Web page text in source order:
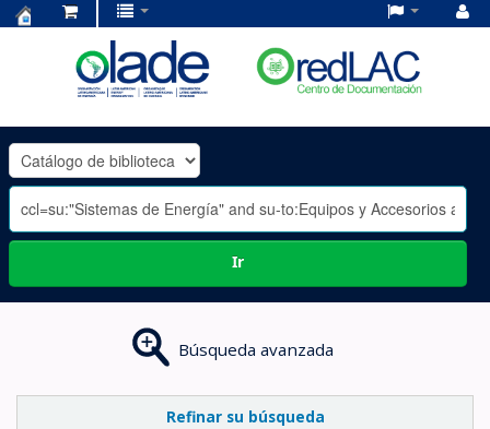
OLADE
-
Ir
Búsqueda avanzada
Refinar su búsqueda